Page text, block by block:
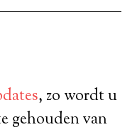
, zo wordt u
gehouden van